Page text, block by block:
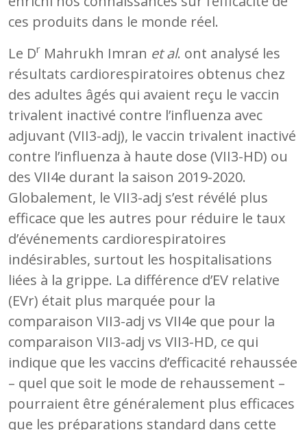
ces produits dans le monde réel.
Le Dr Mahrukh Imran et al. ont analysé les
résultats cardiorespiratoires obtenus chez
des adultes âgés qui avaient reçu le vaccin
trivalent inactivé contre l’influenza avec
adjuvant (VII3-adj), le vaccin trivalent inactivé
contre l’influenza à haute dose (VII3-HD) ou
des VII4e durant la saison 2019-2020.
Globalement, le VII3-adj s’est révélé plus
efficace que les autres pour réduire le taux
d’événements cardiorespiratoires
indésirables, surtout les hospitalisations
liées à la grippe. La différence d’EV relative
(EVr) était plus marquée pour la
comparaison VII3-adj vs VII4e que pour la
comparaison VII3-adj vs VII3-HD, ce qui
indique que les vaccins d’efficacité rehaussée
– quel que soit le mode de rehaussement –
pourraient être généralement plus efficaces
que les préparations standard dans cette